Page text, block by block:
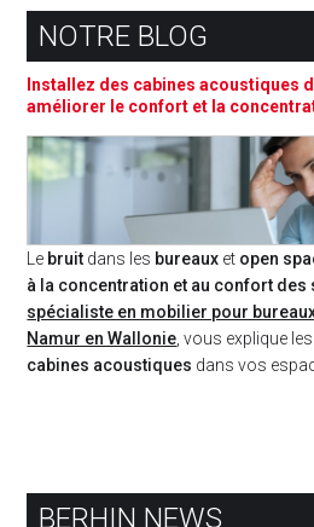
NOTRE BLOG
Installez des cabines acoustiques
améliorer le confort et la
Le bruit dans les bureaux et open
à la concentration et au confort des
spécialiste en mobilier pour
Namur en Wallonie , vous explique les
cabines acoustiques dans vos
BERHIN NEWS